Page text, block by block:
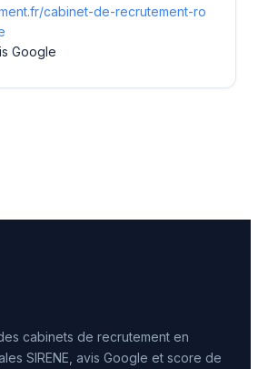
cabinet-de-recrutement-ro
Google
cabinets de recrutement en
SIRENE, avis Google et score de